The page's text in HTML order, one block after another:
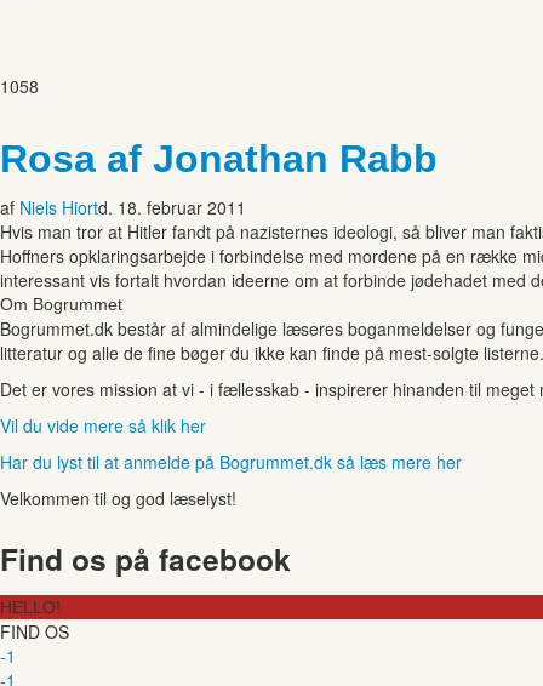
1058
Rosa af Jonathan Rabb
af Niels Hiortd. 18. februar 2011
Hvis man tror at Hitler fandt på nazisternes ideologi, så bliver man
Hoffners opklaringsarbejde i forbindelse med mordene på en række
interessant vis fortalt hvordan ideerne om at forbinde jødehadet med
Om Bogrummet
Bogrummet.dk består af almindelige læseres boganmeldelser og
litteratur og alle de fine bøger du ikke kan finde på mest-solgte listerne.
Det er vores mission at vi - i fællesskab - inspirerer hinanden til
Vil du vide mere så klik her
Har du lyst til at anmelde på Bogrummet.dk så læs mere her
Velkommen til og god læselyst!
Find os på facebook
HELLO!
FIND OS
-1
-1